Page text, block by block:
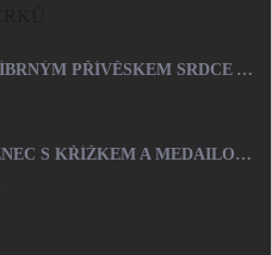
ŠŇŮRKOVÝ NÁRAMEK SE STŘÍBRNÝM PŘÍVĚSKEM SRDCE A KRYSTALY SWAROVSKI CRYSTAL (STŘÍBRO 925/1000)
OCELOVÝ NÁHRDELNÍK RŮŽENEC S KŘÍŽKEM A MEDAILONEM